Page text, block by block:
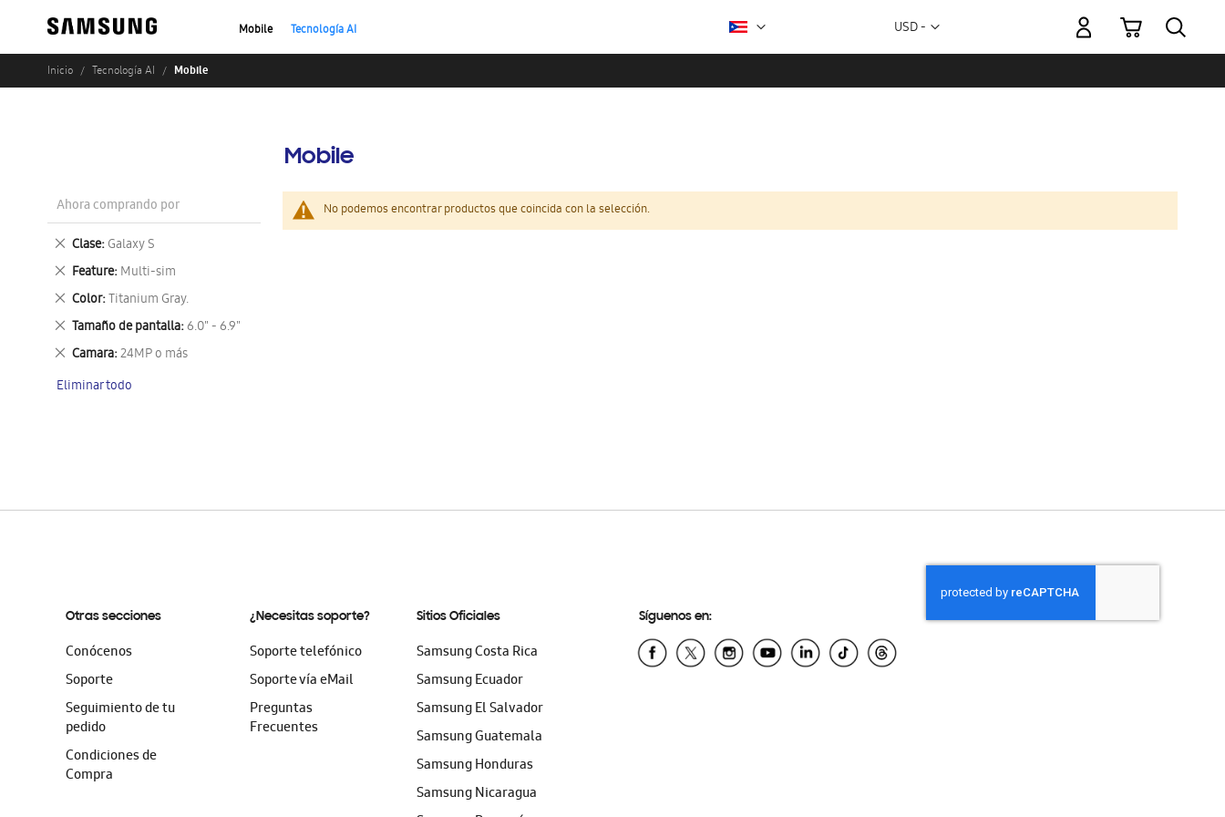
Mobile Tecnología AI Moneda
USD -
Mi carrito
Inicio Tecnología AI Mobile
Mobile
No podemos encontrar productos que coincida con la selección.
Ahora comprando por
Clase Galaxy S
Eliminar
este
artículo
Feature Multi-sim
Eliminar
este
artículo
Color Titanium Gray.
Eliminar
este
artículo
Tamaño de pantalla 6.0" - 6.9"
Eliminar
este
artículo
Camara 24MP o más
Eliminar
artículo
Eliminar todo
Otras secciones
Conócenos
Soporte
Seguimiento de tu
pedido
Condiciones de
Compra
¿Necesitas soporte?
Soporte telefónico
Soporte vía eMail
Preguntas
Frecuentes
Sitios Oficiales
Samsung Costa Rica
Samsung Ecuador
Samsung El Salvador
Samsung Guatemala
Samsung Honduras
Samsung Nicaragua
Síguenos en: